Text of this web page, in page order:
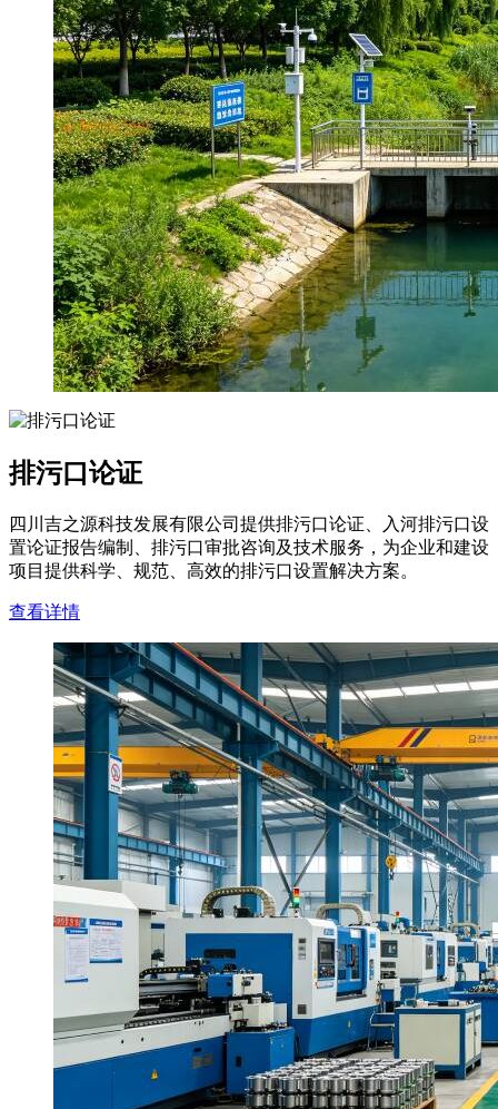
排污口论证
四川吉之源科技发展有限公司提供排污口论证、入河排污口设
置论证报告编制、排污口审批咨询及技术服务，为企业和建设
项目提供科学、规范、高效的排污口设置解决方案。
查看详情